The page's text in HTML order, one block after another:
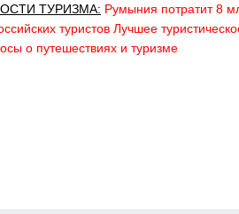
ТУРИЗМА: Румыния потратит 8
туристов Лучшее
о путешествиях и туризме